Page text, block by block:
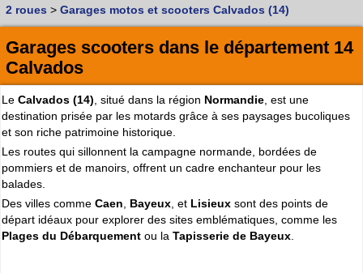
Quoi :
Où :
Trouver un garage Moto !
Recherche avancée
Retrouvez dans votre VILLE
les bonnes adresses deL'ANNUAIRE MOTO & SCOOTER
SÉLECTION d'adresses :
A(188) B (314) C(380) D(83) E(80) F (94) G(119)
2 roues > Garages motos et scooters Calvados (14)
Garages scooters dans le département 14
Calvados
Le Calvados (14) , situé dans la région Normandie , est une
destination prisée par les motards grâce à ses paysages bucoliques
et son riche patrimoine historique.
Les routes qui sillonnent la campagne normande, bordées de
pommiers et de manoirs, offrent un cadre enchanteur pour les
balades.
Des villes comme Caen Bayeux , et Lisieux sont des points de
départ idéaux pour explorer des sites emblématiques, comme les
Plages du Débarquement ou la Tapisserie de Bayeux